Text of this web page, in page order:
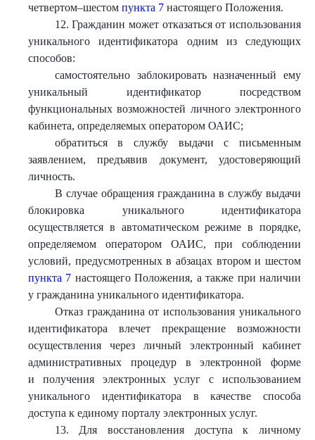
четвертом–шестом пункта 7 настоящего Положения.
12. Гражданин может отказаться от использования
уникального идентификатора одним из следующих
способов:
самостоятельно заблокировать назначенный ему
уникальный идентификатор посредством
функциональных возможностей личного электронного
кабинета, определяемых оператором ОАИС;
обратиться в службу выдачи с письменным
заявлением, предъявив документ, удостоверяющий
личность.
В случае обращения гражданина в службу выдачи
блокировка уникального идентификатора
осуществляется в автоматическом режиме в порядке,
определяемом оператором ОАИС, при соблюдении
условий, предусмотренных в абзацах втором и шестом
пункта 7 настоящего Положения, а также при наличии
у гражданина уникального идентификатора.
Отказ гражданина от использования уникального
идентификатора влечет прекращение возможности
осуществления через личный электронный кабинет
административных процедур в электронной форме
и получения электронных услуг с использованием
уникального идентификатора в качестве способа
доступа к единому порталу электронных услуг.
13. Для восстановления доступа к личному